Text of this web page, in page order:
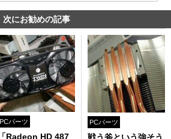
次にお勧めの記事
PCパーツ
「Radeon HD 487
PCパーツ